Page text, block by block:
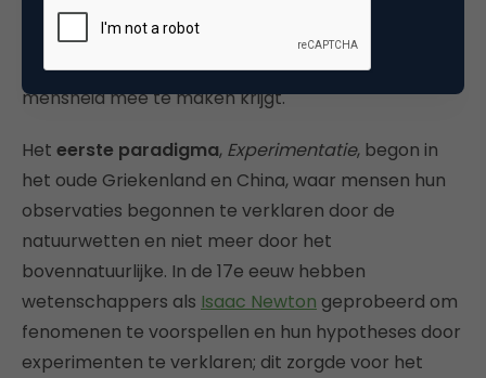
bedrijfsvoering. Big Data is meer dan een hype, een
modewoord of de zoveelste loze belofte. Het staat
aan de voet van het vierde paradigma waar de
mensheid mee te maken krijgt.
Het eerste paradigma, Experimentatie, begon in
het oude Griekenland en China, waar mensen hun
observaties begonnen te verklaren door de
natuurwetten en niet meer door het
bovennatuurlijke. In de 17e eeuw hebben
wetenschappers als Isaac Newton geprobeerd om
fenomenen te voorspellen en hun hypotheses door
experimenten te verklaren; dit zorgde voor het